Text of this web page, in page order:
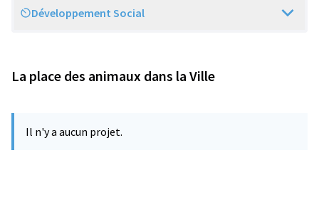
Scope
Développement Social
La place des animaux dans la Ville
Il n'y a aucun projet.